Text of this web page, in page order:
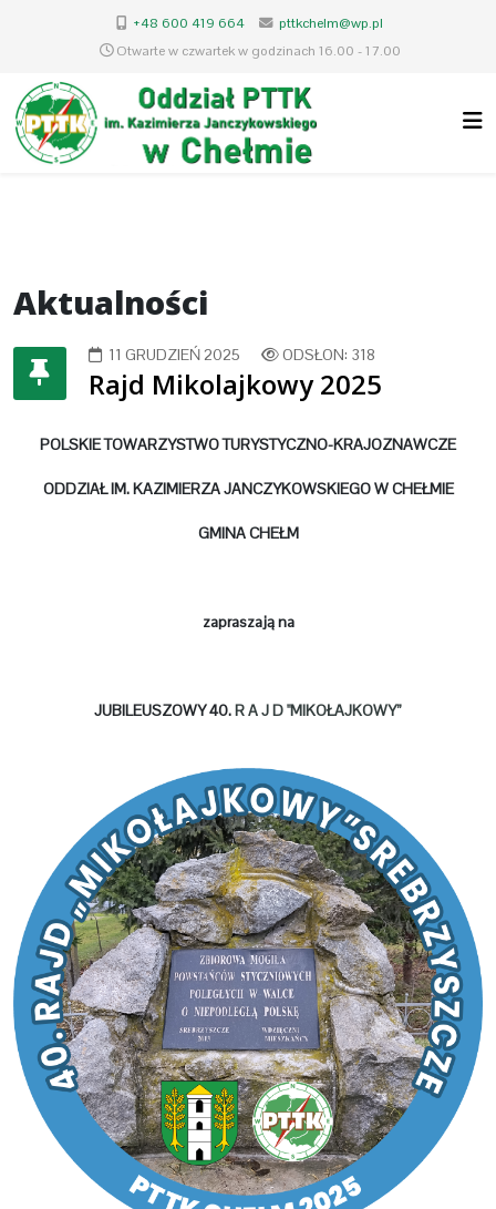
+48 600 419 664
pttkchelm@wp.pl
Otwarte w czwartek w godzinach 16.00 - 17.00
Aktualności
11 GRUDZIEŃ 2025 ODSŁON: 318
Rajd Mikolajkowy 2025
POLSKIE TOWARZYSTWO TURYSTYCZNO-KRAJOZNAWCZE
ODDZIAŁ IM. KAZIMIERZA JANCZYKOWSKIEGO W CHEŁMIE
GMINA CHEŁM
zapraszają na
JUBILEUSZOWY 40.R A J D "MIKOŁAJKOWY”